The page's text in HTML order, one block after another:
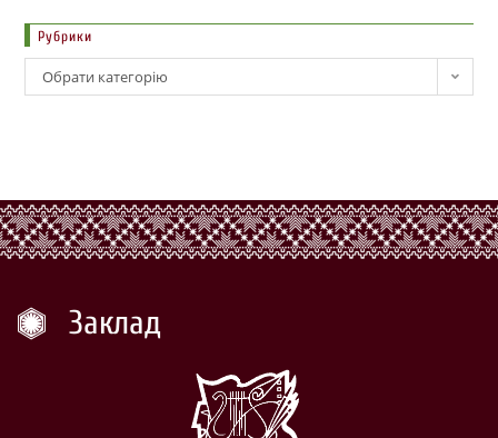
Рубрики
Обрати категорію
Заклад